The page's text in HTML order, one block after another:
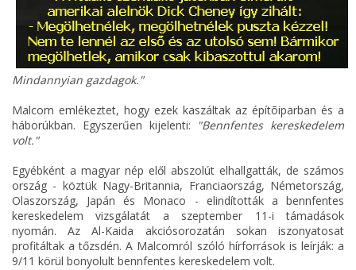
Mindannyian gazdagok."
Malcom emlékeztet, hogy ezek kaszáltak az építõiparban és a
háborúkban. Egyszerűen kijelenti:
"Bennfentes kereskedelem
volt."
Egyébként a magyar nép elől abszolút elhallgatták, de számos
ország - köztük Nagy-Britannia, Franciaország, Németország,
Olaszország, Japán és Monaco - elindították a bennfentes
kereskedelem vizsgálatát a szeptember 11-i támadások
nyomán. Az Al-Kaida akciósorozatán sokan iszonyatosat
profitáltak a tőzsdén. A Malcomról szóló hírforrások is leírják: a
9/11 körül bonyolult bennfentes kereskedelem volt.